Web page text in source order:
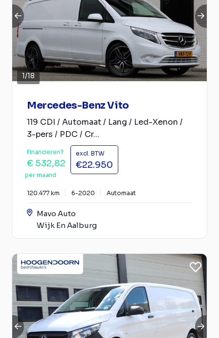
1/18
Mercedes-Benz Vito
119 CDI / Automaat / Lang / Led-Xenon /
3-pers / PDC / Cr...
Financieren?
€ 532,82
per maand
excl. BTW
€22.950
120.477 km 6-2020 Automaat
Mavo Auto
Wijk En Aalburg